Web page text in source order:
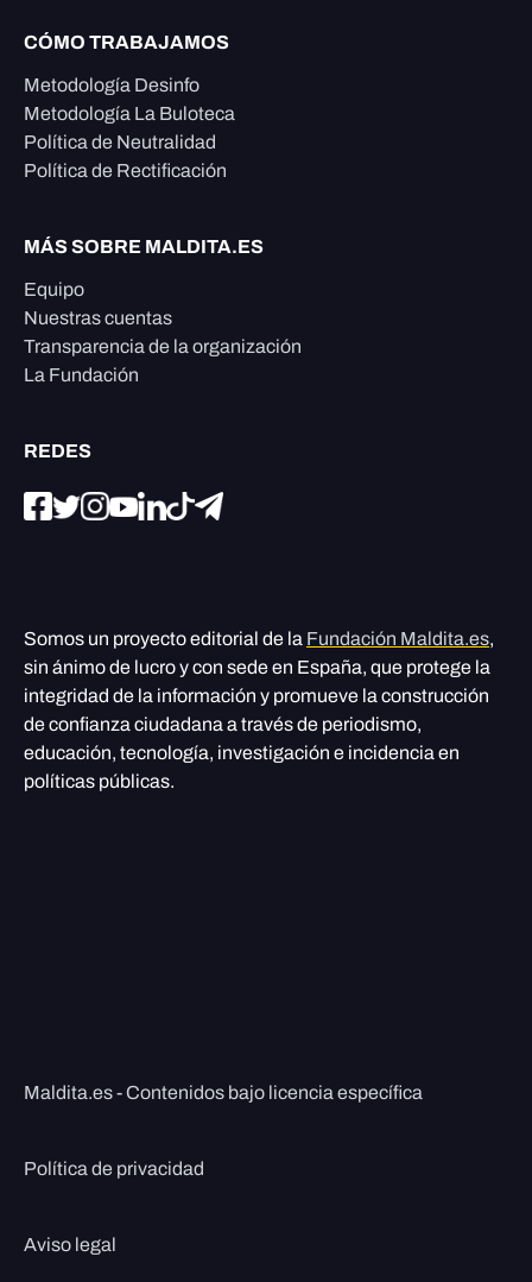
CÓMO TRABAJAMOS
Metodología Desinfo
Metodología La Buloteca
Política de Neutralidad
Política de Rectificación
MÁS SOBRE MALDITA.ES
Equipo
Nuestras cuentas
Transparencia de la organización
La Fundación
REDES
Somos un proyecto editorial de la Fundación Maldita.es,
sin ánimo de lucro y con sede en España, que protege la
integridad de la información y promueve la construcción
de confianza ciudadana a través de periodismo,
educación, tecnología, investigación e incidencia en
políticas públicas.
Maldita.es - Contenidos bajo licencia específica
Política de privacidad
Aviso legal